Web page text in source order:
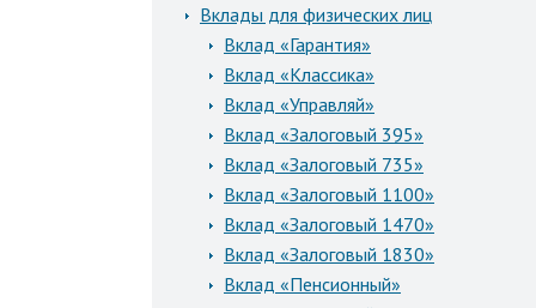
Вклады для физических лиц
Вклад «Гарантия»
Вклад «Классика»
Вклад «Управляй»
Вклад «Залоговый 395»
Вклад «Залоговый 735»
Вклад «Залоговый 1100»
Вклад «Залоговый 1470»
Вклад «Залоговый 1830»
Вклад «Пенсионный»